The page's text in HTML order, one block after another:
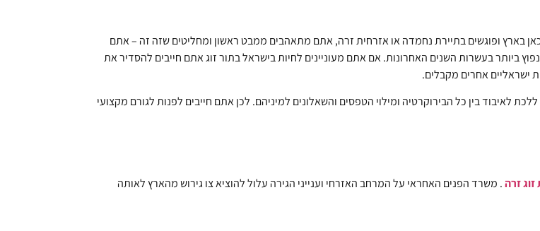
בארץ ופוגשים בתיירת נחמדה או אזרחית זרה, אתם מתאהבים ממבט ראשון ומחליטים שזה זה – אתם
ביותר בעשרות השנים האחרונות. אם אתם מעוניינים לחיות בישראל בתור זוג אתם חייבים להסדיר את
ישראליים אחרים מקבלים.
לאיבוד בין כל הבירוקרטיה ומילוי הטפסים והשאלונים למיניהם. לכן אתם חייבים לפנות לגורם מקצועי
זרה. משרד הפנים האחראי על המרחב האזרחי וענייני הגירה עלול להוציא צו גירוש מהארץ לאותה